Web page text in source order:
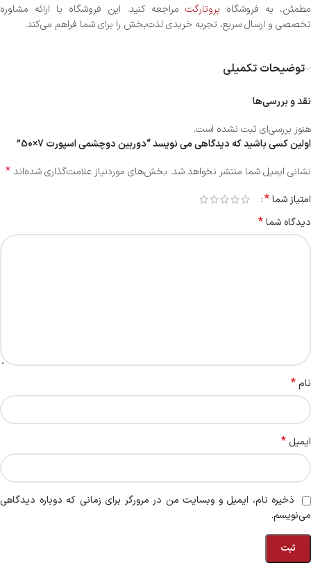
مطمئن، به فروشگاه پروتارگتمراجعه کنید. این فروشگاه با ارائه مشاوره
تخصصی و ارسال سریع، تجربه خریدی لذت‌بخش را برای شما فراهم می‌کند.
توضیحات تکمیلی
نقد و بررسی‌ها
هنوز بررسی‌ای ثبت نشده است.
اولین کسی باشید که دیدگاهی می نویسد “دوربین دوچشمی اسپورت 7×50”
نشانی ایمیل شما منتشر نخواهد شد. بخش‌های موردنیاز علامت‌گذاری شده‌اند*
امتیاز شما*
دیدگاه شما*
نام*
ایمیل *
ذخیره نام، ایمیل و وبسایت من در مرورگر برای زمانی که دوباره دیدگاهی
می‌نویسم.